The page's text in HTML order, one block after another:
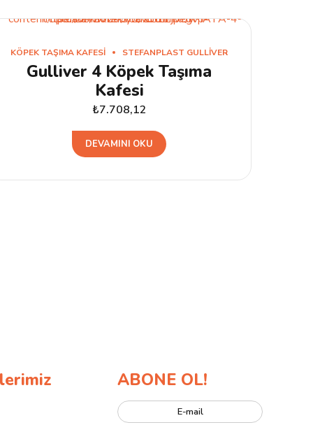
KÖPEK TAŞIMA KAFESI STEFANPLAST GULLIVER
Gulliver 4 Köpek Taşıma
Kafesi
₺7.708,12
DEVAMINI OKU
ABONE OL!